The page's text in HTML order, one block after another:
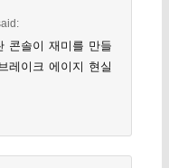
콘솔이 재미를 만들
레이크 에이지 현실